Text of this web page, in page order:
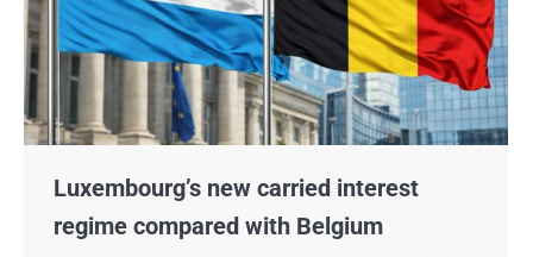
Luxembourg’s new carried interest
regime compared with Belgium